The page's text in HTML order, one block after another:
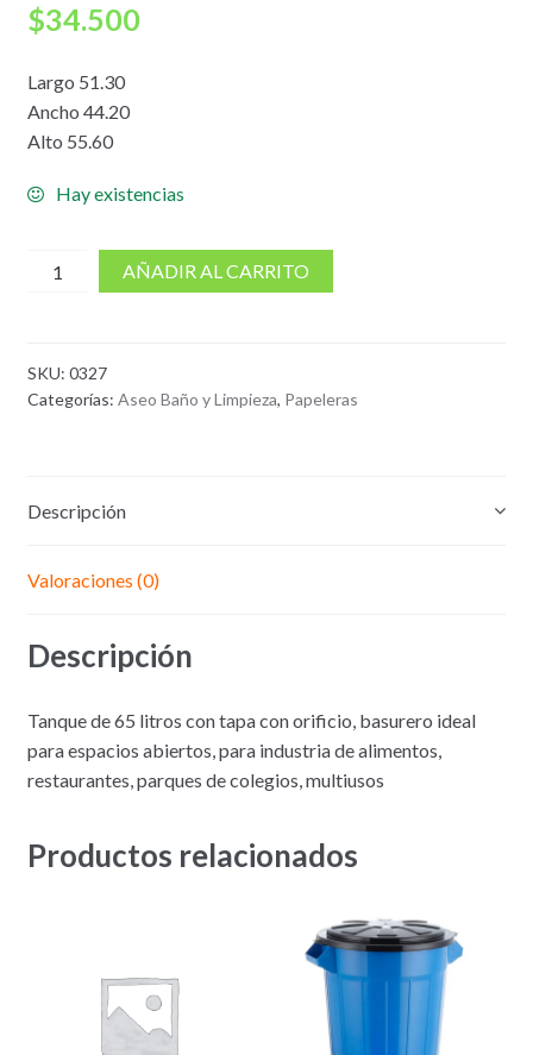
$34.500
Largo 51.30
Ancho 44.20
Alto 55.60
Hay existencias
cantidad
65
Ltrs
AÑADIR AL CARRITO
SKU: 0327
Categorías: Aseo Baño y Limpieza, Papeleras
Descripción
Valoraciones (0)
Descripción
Tanque de 65 litros con tapa con orificio, basurero ideal
para espacios abiertos, para industria de alimentos,
restaurantes, parques de colegios, multiusos
Productos relacionados